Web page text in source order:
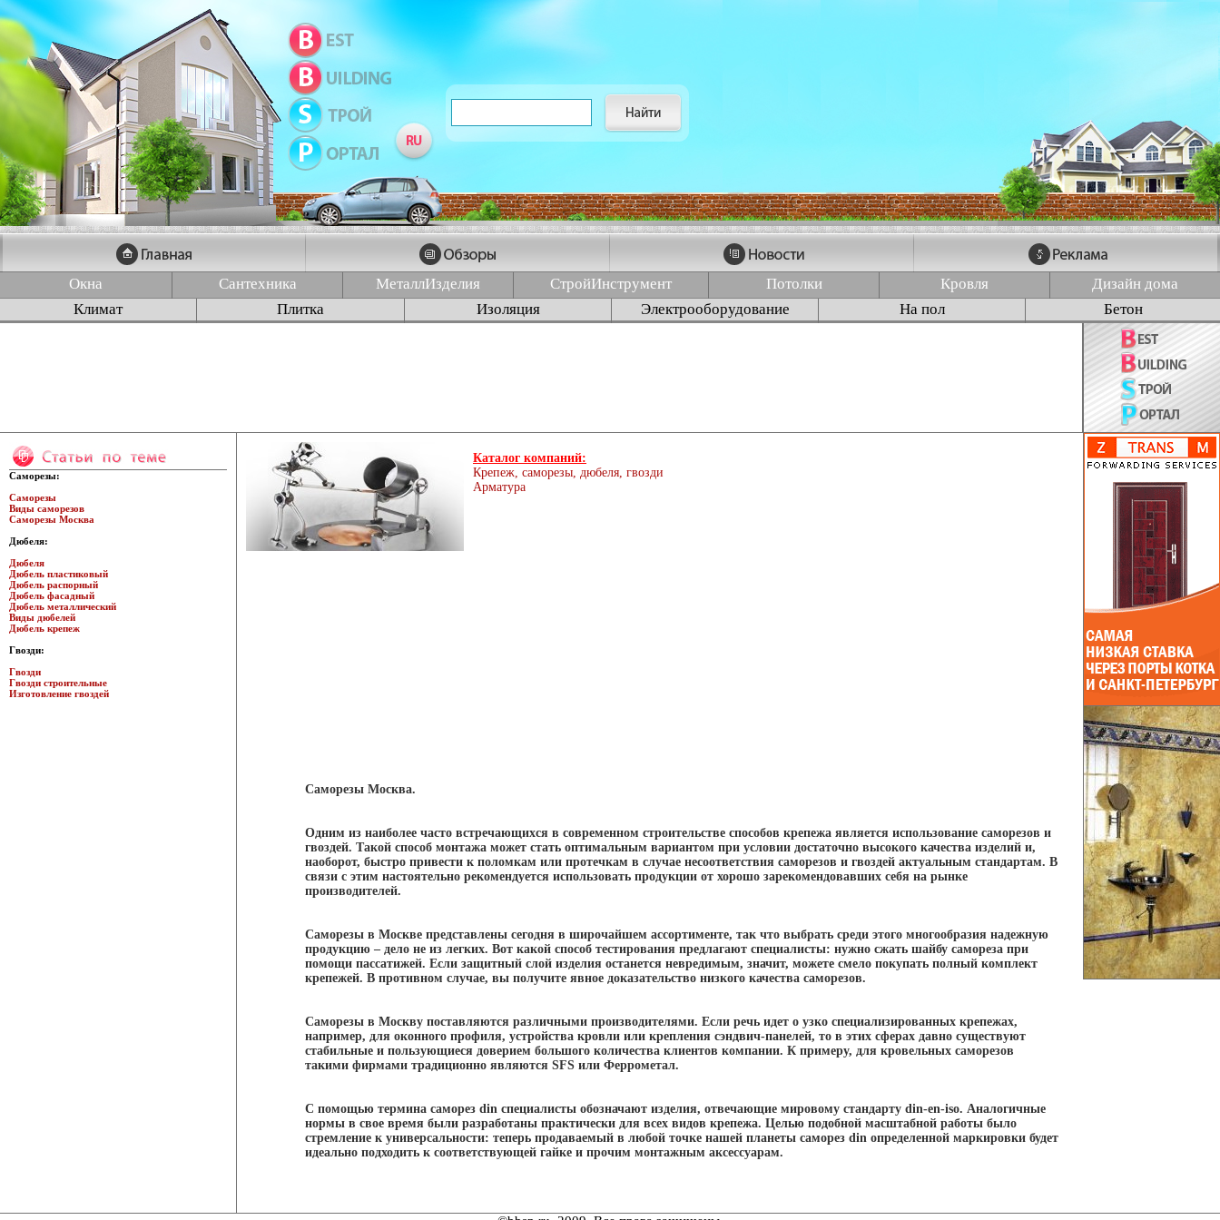
Окна Сантехника МеталлИзделия СтройИнструмент Потолки Кровля
Дизайн дома
Климат
Плитка Изоляция Электрооборудование На пол Бетон
Саморезы:
Саморезы
Виды саморезов
Саморезы Москва
Дюбеля:
Дюбеля
Дюбель пластиковый
Дюбель распорный
Дюбель фасадный
Дюбель металлический
Виды дюбелей
Дюбель крепеж
Гвозди:
Гвозди
Гвозди строительные
Изготовление гвоздей
Каталог компаний:
Крепеж, саморезы, дюбеля, гвозди
Арматура
Саморезы Москва.
Одним из наиболее часто встречающихся в современном строительстве способов крепежа является использование саморезов и
гвоздей. Такой способ монтажа может стать оптимальным вариантом при условии достаточно высокого качества изделий и,
наоборот, быстро привести к поломкам или протечкам в случае несоответствия саморезов и гвоздей актуальным стандартам. В
связи с этим настоятельно рекомендуется использовать продукции от хорошо зарекомендовавших себя на рынке
производителей.
Саморезы в Москве представлены сегодня в широчайшем ассортименте, так что выбрать среди этого многообразия надежную
продукцию – дело не из легких. Вот какой способ тестирования предлагают специалисты: нужно сжать шайбу самореза при
помощи пассатижей. Если защитный слой изделия останется невредимым, значит, можете смело покупать полный комплект
крепежей. В противном случае, вы получите явное доказательство низкого качества саморезов.
Саморезы в Москву поставляются различными производителями. Если речь идет о узко специализированных крепежах,
например, для оконного профиля, устройства кровли или крепления сэндвич-панелей, то в этих сферах давно существуют
стабильные и пользующиеся доверием большого количества клиентов компании. К примеру, для кровельных саморезов
такими фирмами традиционно являются SFS или Феррометал.
С помощью термина саморез din специалисты обозначают изделия, отвечающие мировому стандарту din-en-iso. Аналогичные
нормы в свое время были разработаны практически для всех видов крепежа. Целью подобной масштабной работы было
стремление к универсальности: теперь продаваемый в любой точке нашей планеты саморез din определенной маркировки будет
идеально подходить к соответствующей гайке и прочим монтажным аксессуарам.